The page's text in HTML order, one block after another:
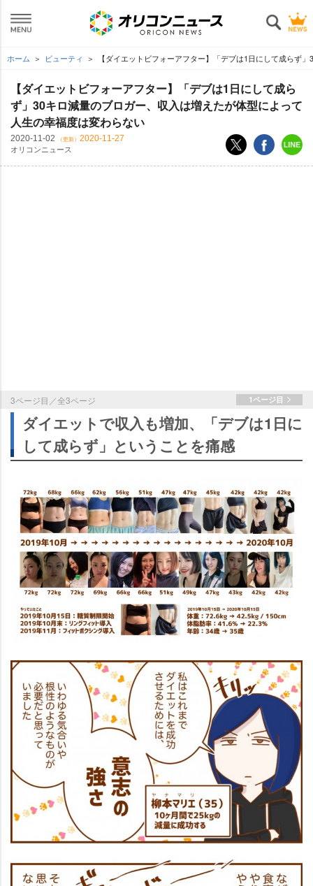
ホーム ビューティ 【ダイエットビフォーアフター】「デブは1日にして成らず
【ダイエットビフォーアフター】「デブは1日にして成ら
ず」30キロ減量のブロガー、収入は増えたが体型によって
人生の幸福度は変わらない
2020-11-02 （更新） 2020-11-27
オリコンニュース
3ページ目／全3ページ 1ページ目
ダイエットで収入も増加、「デブは1日に
して成らず」ということを痛感